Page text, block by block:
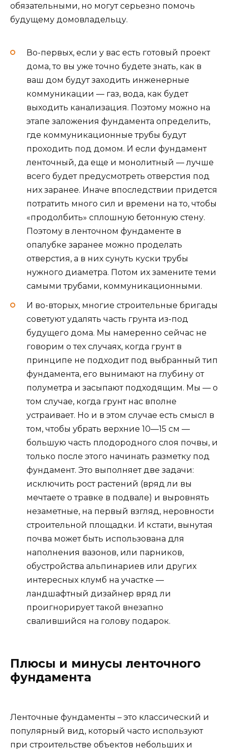
обязательными, но могут серьезно помочь
будущему домовладельцу.
Во-первых, если у вас есть готовый проект
дома, то вы уже точно будете знать, как в
ваш дом будут заходить инженерные
коммуникации — газ, вода, как будет
выходить канализация. Поэтому можно на
этапе заложения фундамента определить,
где коммуникационные трубы будут
проходить под домом. И если фундамент
ленточный, да еще и монолитный — лучше
всего будет предусмотреть отверстия под
них заранее. Иначе впоследствии придется
потратить много сил и времени на то, чтобы
«продолбить» сплошную бетонную стену.
Поэтому в ленточном фундаменте в
опалубке заранее можно проделать
отверстия, а в них сунуть куски трубы
нужного диаметра. Потом их замените теми
самыми трубами, коммуникационными.
И во-вторых, многие строительные бригады
советуют удалять часть грунта из-под
будущего дома. Мы намеренно сейчас не
говорим о тех случаях, когда грунт в
принципе не подходит под выбранный тип
фундамента, его вынимают на глубину от
полуметра и засыпают подходящим. Мы — о
том случае, когда грунт нас вполне
устраивает. Но и в этом случае есть смысл в
том, чтобы убрать верхние 10—15 см —
большую часть плодородного слоя почвы, и
только после этого начинать разметку под
фундамент. Это выполняет две задачи:
исключить рост растений (вряд ли вы
мечтаете о травке в подвале) и выровнять
незаметные, на первый взгляд, неровности
строительной площадки. И кстати, вынутая
почва может быть использована для
наполнения вазонов, или парников,
обустройства альпинариев или других
интересных клумб на участке —
ландшафтный дизайнер вряд ли
проигнорирует такой внезапно
свалившийся на голову подарок.
Плюсы и минусы ленточного
фундамента
Ленточные фундаменты – это классический и
популярный вид, который часто используют
при строительстве объектов небольших и